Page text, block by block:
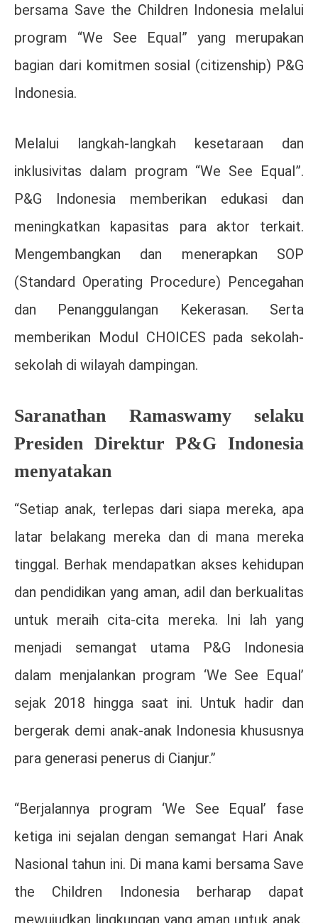
bersama Save the Children Indonesia melalui
program “We See Equal” yang merupakan
bagian dari komitmen sosial (citizenship) P&G
Indonesia.
Melalui langkah-langkah kesetaraan dan
inklusivitas dalam program “We See Equal”.
P&G Indonesia memberikan edukasi dan
meningkatkan kapasitas para aktor terkait.
Mengembangkan dan menerapkan SOP
(Standard Operating Procedure) Pencegahan
dan Penanggulangan Kekerasan. Serta
memberikan Modul CHOICES pada sekolah-
sekolah di wilayah dampingan.
Saranathan Ramaswamy selaku
Presiden Direktur P&G Indonesia
menyatakan
“Setiap anak, terlepas dari siapa mereka, apa
latar belakang mereka dan di mana mereka
tinggal. Berhak mendapatkan akses kehidupan
dan pendidikan yang aman, adil dan berkualitas
untuk meraih cita-cita mereka. Ini lah yang
menjadi semangat utama P&G Indonesia
dalam menjalankan program ‘We See Equal’
sejak 2018 hingga saat ini. Untuk hadir dan
bergerak demi anak-anak Indonesia khususnya
para generasi penerus di Cianjur.”
“Berjalannya program ‘We See Equal’ fase
ketiga ini sejalan dengan semangat Hari Anak
Nasional tahun ini. Di mana kami bersama Save
the Children Indonesia berharap dapat
mewujudkan lingkungan yang aman untuk anak.